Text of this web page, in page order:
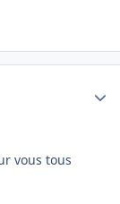
vous tous